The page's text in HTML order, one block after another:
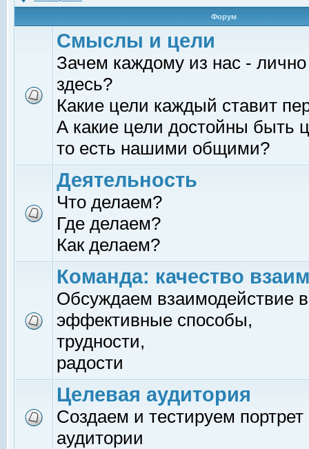
Форум
Смыслы и цели
Зачем каждому из нас -
здесь?
Какие цели каждый ставит
А какие цели достойны быть
то есть нашими общими?
Деятельность
Что делаем?
Где делаем?
Как делаем?
Команда: качество
Обсуждаем взаимодействие
эффективные способы,
трудности,
радости
Целевая аудитория
Создаем и тестируем
аудитории